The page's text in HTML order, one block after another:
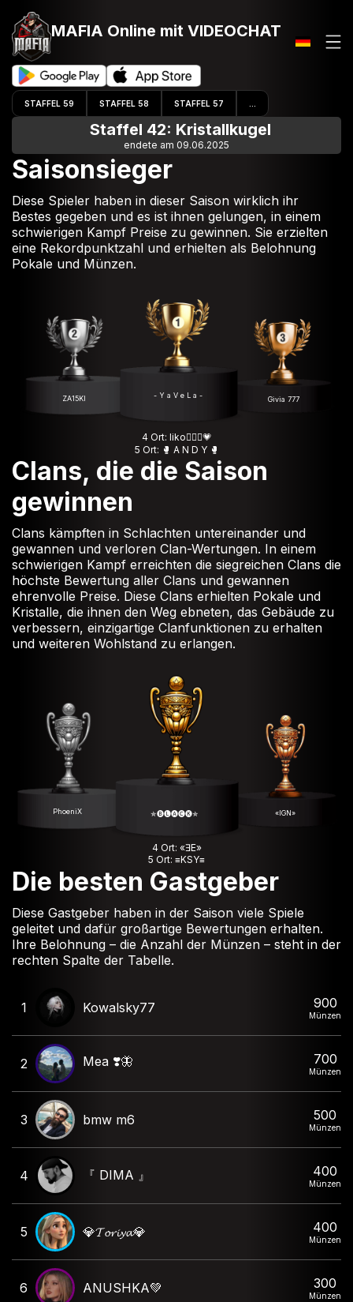
MAFIA Online mit VIDEOCHAT
STAFFEL 59 STAFFEL 58 STAFFEL 57
Staffel 42: Kristallkugel
endete am 09.06.2025
Saisonsieger
Diese Spieler haben in dieser Saison wirklich ihr
Bestes gegeben und es ist ihnen gelungen, in einem
schwierigen Kampf Preise zu gewinnen. Sie erzielten
eine Rekordpunktzahl und erhielten als Belohnung
Pokale und Münzen.
- Y a V e L a -
ZA15KI Givia 777
4 Ort: liko🦸🏻‍♀️💗
5 Ort: 🥊 A N D Y 🥊
Clans, die die Saison
gewinnen
Clans kämpften in Schlachten untereinander und
gewannen und verloren Clan-Wertungen. In einem
schwierigen Kampf erreichten die siegreichen Clans die
höchste Bewertung aller Clans und gewannen
ehrenvolle Preise. Diese Clans erhielten Pokale und
Kristalle, die ihnen den Weg ebneten, das Gebäude zu
verbessern, einzigartige Clanfunktionen zu erhalten
und weiteren Wohlstand zu erlangen.
✯🅑🅛🅐🅒🅚✯
PhoeniX «IGN»
4 Ort: «ƎE»
5 Ort: ≡KSY≡
Die besten Gastgeber
Diese Gastgeber haben in der Saison viele Spiele
geleitet und dafür großartige Bewertungen erhalten.
Ihre Belohnung – die Anzahl der Münzen – steht in der
rechten Spalte der Tabelle.
1 Kowalsky77 900
Münzen
2 Mea ❣️🦋 700
Münzen
3 bmw m6 500
Münzen
4 『 DIMA 』 400
Münzen
5 💎𝓣𝓸𝓻𝓲𝔂𝓪💎 400
Münzen
6 ANUSHKA💚 300
Münzen